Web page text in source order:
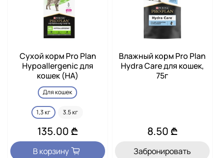
Сухой корм Pro Plan
Hypoallergenic для
кошек (HA)
Для кошек
1,3 кг 3.5 кг
135.00 ₾
В корзину
Влажный корм Pro Plan
Hydra Care для кошек,
75г
8.50 ₾
Забронировать